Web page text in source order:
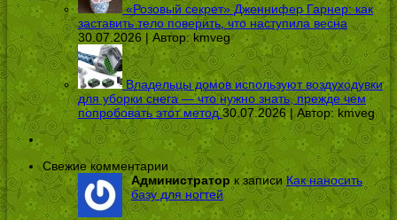
«Розовый секрет» Дженнифер Гарнер: как
заставить тело поверить, что наступила весна
30.07.2026 | Автор:kmveg
Владельцы домов используют воздуходувки
для уборки снега — что нужно знать, прежде чем
попробовать этот метод 30.07.2026 | Автор: kmveg
Свежие комментарии
Администратор к записиКак наносить
базу для ногтей